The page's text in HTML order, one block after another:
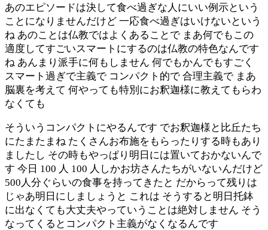
あのエピソードは決して食べ過ぎな人にいい例示という
ことになりませんだけど 一応食べ過ぎはいけないという
ね あのことは仏教ではよくあることで まあ何でもこの
適度してすごいスマートにするのは仏教の特色なんです
ね あんまり派手に何もしません 何でもかんでもすごく
スマート過ぎで主義で コンパクト的で 合理主義で まあ
脳裏を考えて 何やっても特別にお釈迦様に教えてもらわ
なくても
そういうコンパクトにやるんです でお釈迦様と比丘たち
にたまたまね たくさんお布施をもらったりする時もあり
ましたし その時もやっぱり明日には置いておかないんで
す 今日 100 人 100 人しかお坊さんたちがいないんだけど
500人分ぐらいの食事を持ってきたと だからって残りは
じゃあ明日にしましょうと これは そうすると明日托鉢
に出なくても大丈夫やっていうことは絶対しません そう
なってくるとコンパクト主義がなくなるんです